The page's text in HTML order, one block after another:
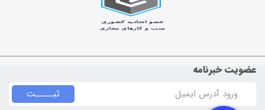
عضویت خبرنامه
ثبـــــت